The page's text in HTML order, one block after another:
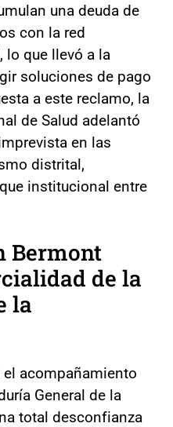
una deuda de
con la red
lo que llevó a la
soluciones de pago
a este reclamo, la
de Salud adelantó
en las
distrital,
institucional entre
Bermont
de la
la
acompañamiento
General de la
total desconfianza